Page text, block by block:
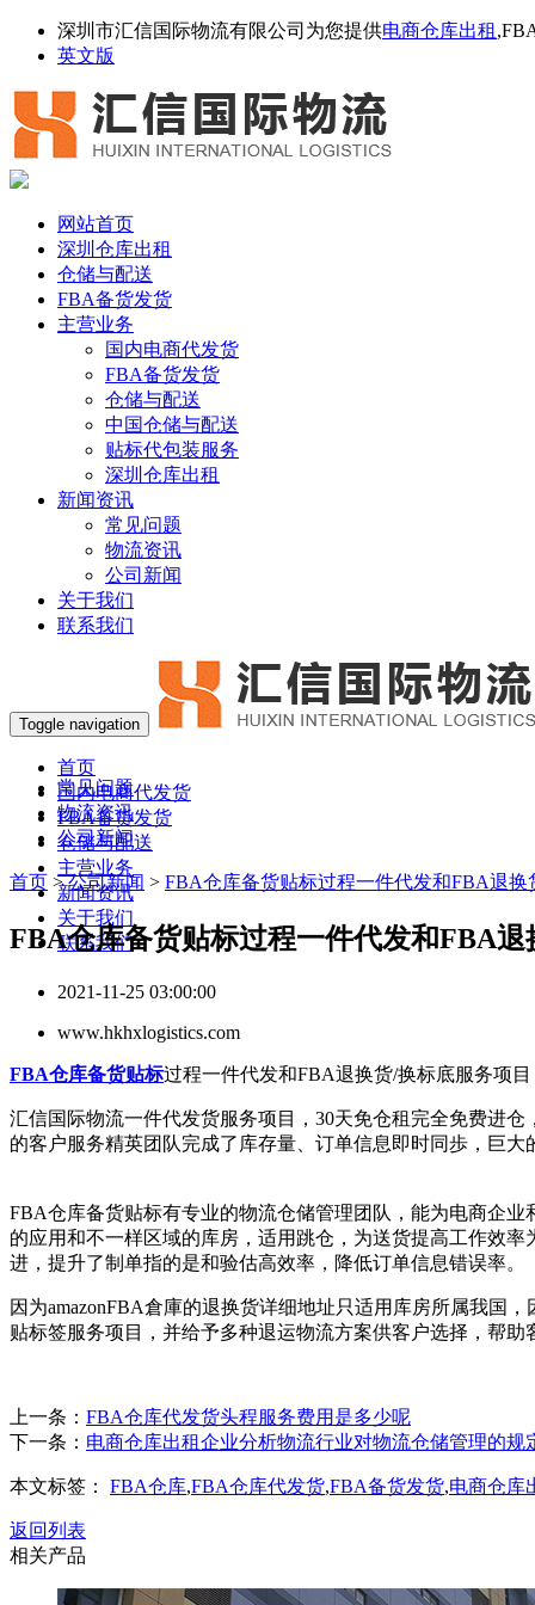
深圳市汇信国际物流有限公司为您提供电商仓库出租
英文版
网站首页
深圳仓库出租
仓储与配送
FBA备货发货
主营业务
国内电商代发货
FBA备货发货
仓储与配送
中国仓储与配送
贴标代包装服务
深圳仓库出租
新闻资讯
常见问题
物流资讯
公司新闻
关于我们
联系我们
Toggle navigation
首页
国内电商代发货
FBA备货发货
仓储与配送
主营业务
新闻资讯
关于我们
联系我们
常见问题
物流资讯
公司新闻
首页 >公司新闻 > FBA仓库备货贴标过程一件代发和FBA退换
FBA仓库备货贴标过程一件代发和FBA
2021-11-25 03:00:00
www.hkhxlogistics.com
FBA仓库备货贴标过程一件代发和FBA退换货/换标底服务项目
汇信国际物流一件代发货服务项目，30天免仓租完全免费进
的客户服务精英团队完成了库存量、订单信息即时同歩，巨
FBA仓库备货贴标有专业的物流仓储管理团队，能为电商企
的应用和不一样区域的库房，适用跳仓，为送货提高工作效
进，提升了制单指的是和验估高效率，降低订单信息错误率。
因为amazonFBA倉庫的退换货详细地址只适用库房所属我国
贴标签服务项目，并给予多种退运物流方案供客户选择，帮
上一条： FBA仓库代发货头程服务费用是多少呢
下一条： 电商仓库出租企业分析物流行业对物流仓储管理的规
本文标签： FBA仓库,FBA仓库代发货,FBA备货发货,电商仓库
返回列表
相关产品